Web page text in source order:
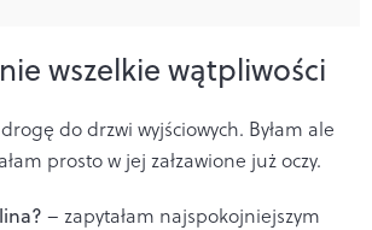
wszelkie wątpliwości
do drzwi wyjściowych. Byłam ale
prosto w jej załzawione już oczy.
– zapytałam najspokojniejszym